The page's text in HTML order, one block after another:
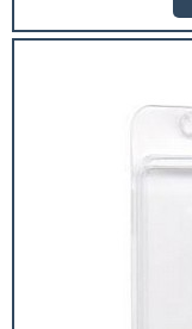
extremamente